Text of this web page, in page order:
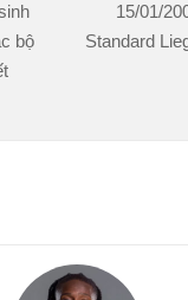
15/01/
bộ
Standard